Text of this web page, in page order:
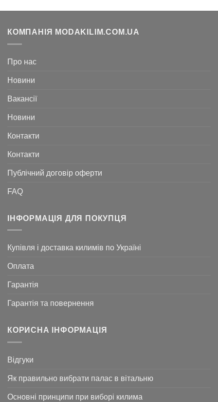
КОМПАНІЯ MODAKILIM.COM.UA
Про нас
Новини
Вакансії
Новини
Контакти
Контакти
Публічний договір оферти
FAQ
ІНФОРМАЦІЯ ДЛЯ ПОКУПЦЯ
Купівля і доставка килимів по Україні
Оплата
Гарантія
Гарантія та повернення
КОРИСНА ІНФОРМАЦІЯ
Відгуки
Як правильно вибрати палас в вітальню
Основні принципи при виборі килима